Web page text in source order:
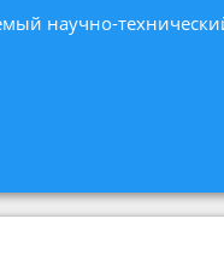
научно-